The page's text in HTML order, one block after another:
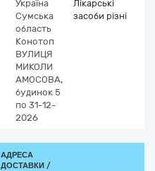
Україна
Сумська
область
Конотоп
ВУЛИЦЯ
МИКОЛИ
АМОСОВА,
будинок 5
по 31-12-
2026
Лікарські
засоби різні
АДРЕСА
ДОСТАВКИ /